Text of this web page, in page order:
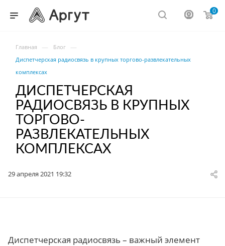
0
Главная — Блог —
Диспетчерская радиосвязь в крупных торгово-развлекательных
комплексах
ДИСПЕТЧЕРСКАЯ
РАДИОСВЯЗЬ В КРУПНЫХ
ТОРГОВО-
РАЗВЛЕКАТЕЛЬНЫХ
КОМПЛЕКСАХ
29 апреля 2021 19:32
Диспетчерская радиосвязь – важный элемент